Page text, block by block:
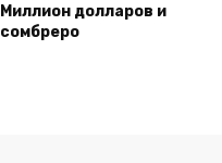
Миллион долларов и
сомбреро